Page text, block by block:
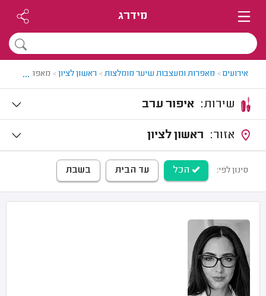
מידרג
אירועים> מאפרות ומעצבות שיער מומלצות> ראשון לציון> מאפרת...
איפור ערב
ראשון לציון
סינון לפי: הכל עד הבית בשבת